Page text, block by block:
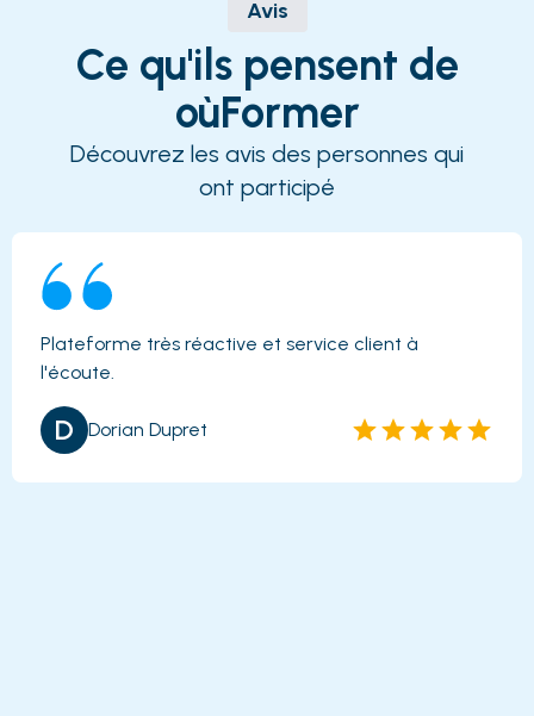
Avis
Ce qu'ils pensent de
oùFormer
Découvrez les avis des personnes qui
ont participé
Plateforme très réactive et service client à
l'écoute.
D Dorian Dupret